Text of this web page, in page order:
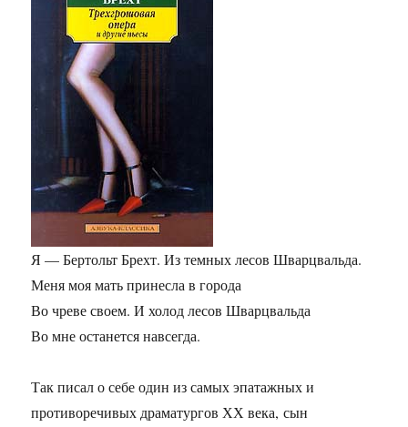
Я — Бертольт Брехт. Из темных лесов Шварцвальда.
Меня моя мать принесла в города
Во чреве своем. И холод лесов Шварцвальда
Во мне останется навсегда.
Так писал о себе один из самых эпатажных и
противоречивых драматургов ХХ века, сын